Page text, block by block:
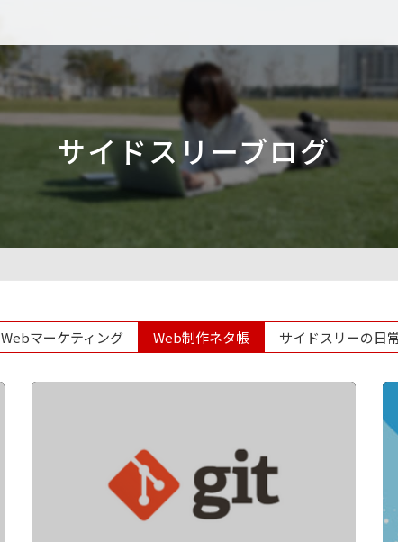
サイドスリーブログ
Webマーケティング Web制作ネタ帳 サイドスリーの日常